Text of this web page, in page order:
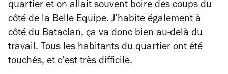
quartier et on allait souvent boire des coups du
côté de la Belle Equipe. J’habite également à
côté du Bataclan, ça va donc bien au-delà du
travail. Tous les habitants du quartier ont été
touchés, et c’est très difficile.